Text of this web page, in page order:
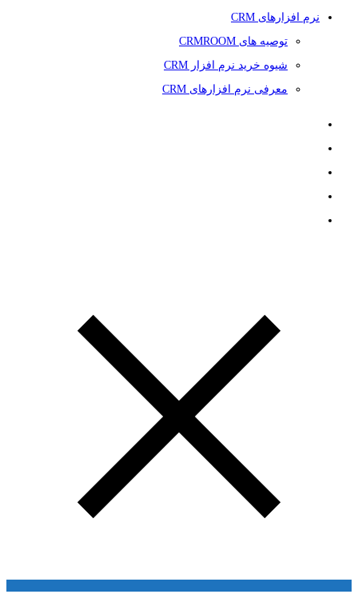
نرم افزارهای CRM
توصیه های CRMROOM
شیوه خرید نرم افزار CRM
معرفی نرم افزارهای CRM